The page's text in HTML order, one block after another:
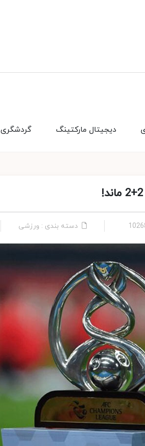
گردشگری دیجیتال مارکتینگ
دسته بندی : ورزشی